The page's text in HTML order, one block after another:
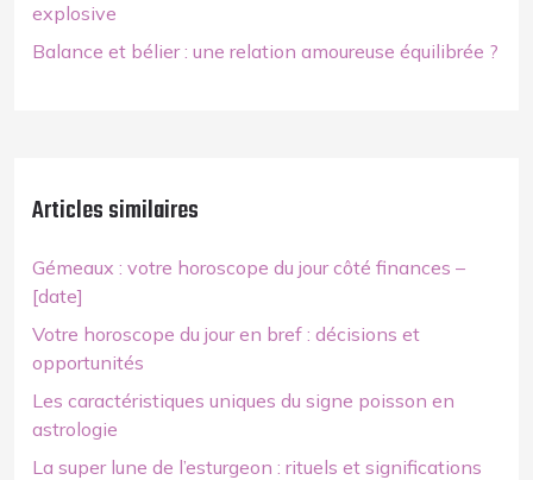
explosive
Balance et bélier : une relation amoureuse équilibrée ?
Articles similaires
Gémeaux : votre horoscope du jour côté finances –
[date]
Votre horoscope du jour en bref : décisions et
opportunités
Les caractéristiques uniques du signe poisson en
astrologie
La super lune de l’esturgeon : rituels et significations